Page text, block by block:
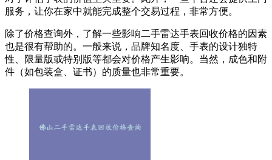
服务，让你在家中就能完成整个交易过程，非常方便。
除了价格查询外，了解一些影响二手雷达手表回收价格的因素
也是很有帮助的。一般来说，品牌知名度、手表的设计独特
性、限量版或特别版等都会对价格产生影响。当然，成色和附
件（如包装盒、证书）的质量也非常重要。